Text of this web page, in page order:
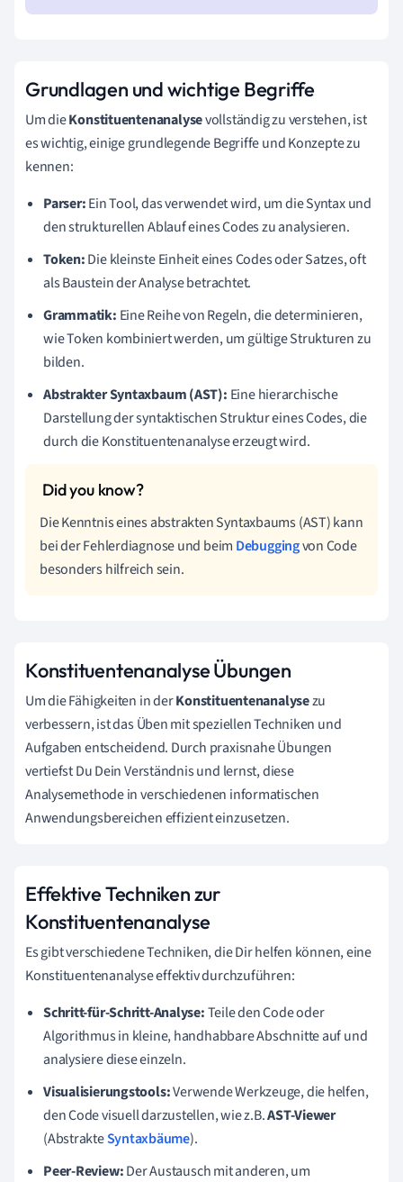
Grundlagen und wichtige Begriffe
Um dieKonstituentenanalysevollständig zu verstehen, ist
es wichtig, einige grundlegende Begriffe und Konzepte zu
kennen:
Parser:Ein Tool, das verwendet wird, um die Syntax und
den strukturellen Ablauf eines Codes zu analysieren.
Token:Die kleinste Einheit eines Codes oder Satzes, oft
als Baustein der Analyse betrachtet.
Grammatik: Eine Reihe von Regeln, die determinieren,
wie Token kombiniert werden, um gültige Strukturen zu
bilden.
Abstrakter Syntaxbaum (AST): Eine hierarchische
Darstellung der syntaktischen Struktur eines Codes, die
durch die Konstituentenanalyse erzeugt wird.
Die Kenntnis eines abstrakten Syntaxbaums (AST) kann
bei der Fehlerdiagnose und beim Debuggingvon Code
besonders hilfreich sein.
Konstituentenanalyse Übungen
Um die Fähigkeiten in derKonstituentenanalysezu
verbessern, ist das Üben mit speziellen Techniken und
Aufgaben entscheidend. Durch praxisnahe Übungen
vertiefst Du Dein Verständnis und lernst, diese
Analysemethode in verschiedenen informatischen
Anwendungsbereichen effizient einzusetzen.
Effektive Techniken zur
Konstituentenanalyse
Es gibt verschiedene Techniken, die Dir helfen können, eine
Konstituentenanalyse effektiv durchzuführen:
Schritt-für-Schritt-Analyse:Teile den Code oder
Algorithmus in kleine, handhabbare Abschnitte auf und
analysiere diese einzeln.
Visualisierungstools:Verwende Werkzeuge, die helfen,
den Code visuell darzustellen, wie z.B.AST-Viewer
(AbstrakteSyntaxbäume).
Peer-Review:Der Austausch mit anderen, um